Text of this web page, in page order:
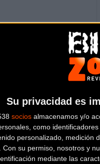
Su privacidad es
socios almacenamos y/o
como
personalizado, medición
Con su permiso, nosotros y
mediante las
esta tienda? Descubre
BICI CUSTOM
Rua Vista, 18 A